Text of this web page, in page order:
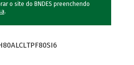
o site do BNDES preenchendo
.